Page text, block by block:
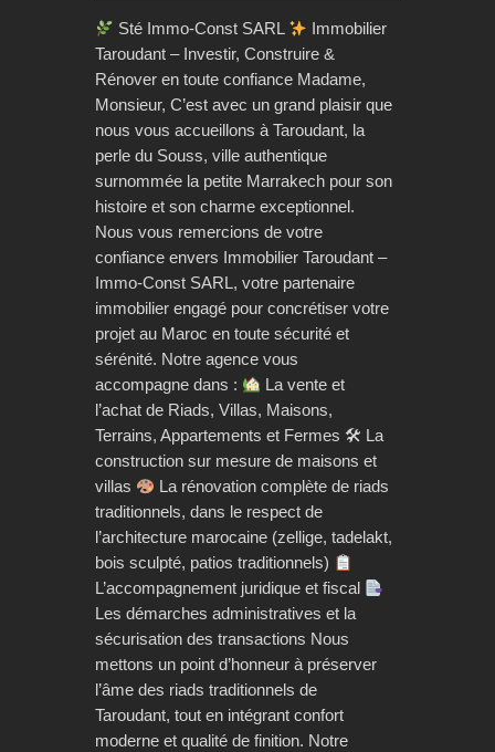
Sté Immo-Const SARL
Immobilier
Taroudant – Investir, Construire &
Rénover en toute confiance Madame,
Monsieur, C’est avec un grand plaisir que
nous vous accueillons à Taroudant, la
perle du Souss, ville authentique
surnommée la petite Marrakech pour son
histoire et son charme exceptionnel.
Nous vous remercions de votre
confiance envers Immobilier Taroudant –
Immo-Const SARL, votre partenaire
immobilier engagé pour concrétiser votre
projet au Maroc en toute sécurité et
sérénité. Notre agence vous
accompagne dans :
La vente et
l’achat de Riads, Villas, Maisons,
Terrains, Appartements et Fermes 🛠 La
construction sur mesure de maisons et
villas
La rénovation complète de riads
traditionnels, dans le respect de
l’architecture marocaine (zellige, tadelakt,
bois sculpté, patios traditionnels)
L’accompagnement juridique et fiscal
Les démarches administratives et la
sécurisation des transactions Nous
mettons un point d’honneur à préserver
l’âme des riads traditionnels de
Taroudant, tout en intégrant confort
moderne et qualité de finition. Notre